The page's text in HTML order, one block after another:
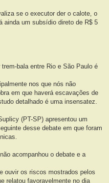
se o executor der o calote, o
ainda um subsídio direto de R$ 5
bala entre Rio e São Paulo é
nos que nós não
em que haverá escavações de
detalhado é uma insensatez.
(PT-SP) apresentou um
desse debate em que foram
acompanhou o debate e a
ouvir os riscos mostrados pelos
relatou favoravelmente no dia